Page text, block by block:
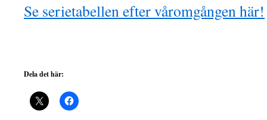
Se serietabellen efter våromgången här!
Dela det här: